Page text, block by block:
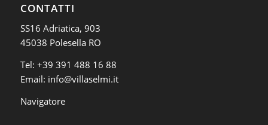
CONTATTI
SS16 Adriatica, 903
45038 Polesella RO
Tel: +39 391 488 16 88
Email: info@villaselmi.it
Navigatore